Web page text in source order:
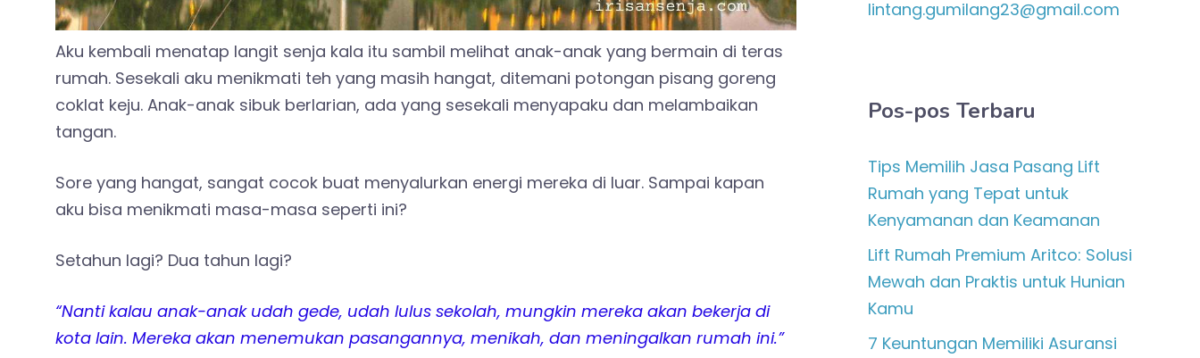
Aku kembali menatap langit senja kala itu sambil melihat anak-anak yang bermain di teras
rumah. Sesekali aku menikmati teh yang masih hangat, ditemani potongan pisang goreng
coklat keju. Anak-anak sibuk berlarian, ada yang sesekali menyapaku dan melambaikan
tangan.
Sore yang hangat, sangat cocok buat menyalurkan energi mereka di luar. Sampai kapan
aku bisa menikmati masa-masa seperti ini?
Setahun lagi? Dua tahun lagi?
“Nanti kalau anak-anak udah gede, udah lulus sekolah, mungkin mereka akan bekerja di
kota lain. Mereka akan menemukan pasangannya, menikah, dan meningalkan rumah ini.”
lintang.gumilang23@gmail.com
Pos-pos Terbaru
Tips Memilih Jasa Pasang Lift
Rumah yang Tepat untuk
Kenyamanan dan Keamanan
Lift Rumah Premium Aritco: Solusi
Mewah dan Praktis untuk Hunian
Kamu
7 Keuntungan Memiliki Asuransi